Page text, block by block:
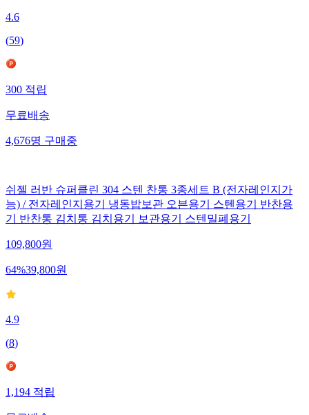
4.6
(59)
300적립
무료배송
4,676명구매중
쉬젤 러반 슈퍼클린 304 스텐 찬통 3종세트 B (전자레인지가
능) / 전자레인지용기 냉동밥보관 오븐용기 스텐용기 반찬용
기 반찬통 김치통 김치용기 보관용기 스텐밀폐용기
109,800원
64%39,800원
4.9
(8)
1,194적립